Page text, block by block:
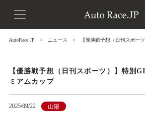
AutoRace.JP ニュース 【優勝戦予想（日刊スポー
【優勝戦予想（日刊スポーツ）】特別
ミアムカップ
2025/09/22 山陽